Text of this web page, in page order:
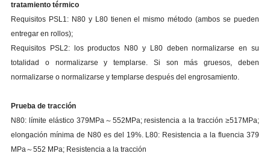
tratamiento térmico
Requisitos PSL1: N80 y L80 tienen el mismo método (ambos se pueden
entregar en rollos);
Requisitos PSL2: los productos N80 y L80 deben normalizarse en su
totalidad o normalizarse y templarse. Si son más gruesos, deben
normalizarse o normalizarse y templarse después del engrosamiento.
Prueba de tracción
N80: límite elástico 379MPa～552MPa; resistencia a la tracción ≥517MPa;
elongación mínima de N80 es del 19%. L80: Resistencia a la fluencia 379
MPa～552 MPa; Resistencia a la tracción